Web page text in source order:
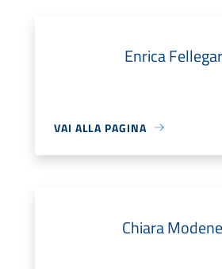
Enrica
VAI ALLA PAGINA
Chiara